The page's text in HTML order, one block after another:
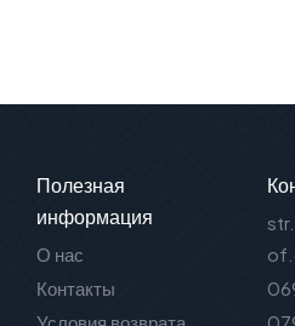
Полезная
информация
О нас
Контакты